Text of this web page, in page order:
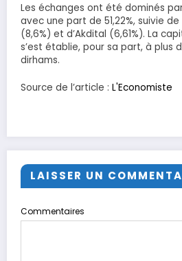
Les échanges ont été dominés
avec une part de 51,22%, suivie de
(8,6%) et d’Akdital (6,61%). La
s’est établie, pour sa part, à plus
dirhams.
Source de l’article : L'Economiste
LAISSER UN
Commentaires